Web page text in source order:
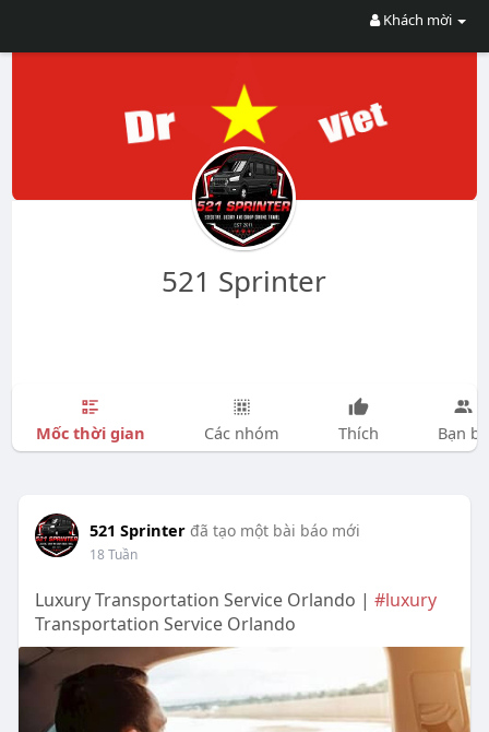
Khách mời
521 Sprinter
Mốc thời gian Các nhóm Thích Bạn bè
521 Sprinter đã tạo một bài báo mới
18 Tuần
Luxury Transportation Service Orlando | #luxury
Transportation Service Orlando